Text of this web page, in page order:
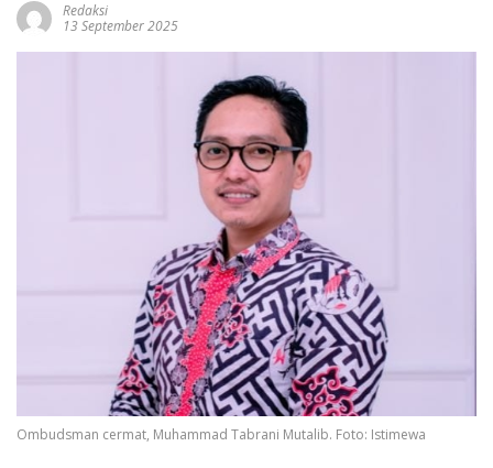
Redaksi
13 September 2025
Ombudsman cermat, Muhammad Tabrani Mutalib. Foto: Istimewa